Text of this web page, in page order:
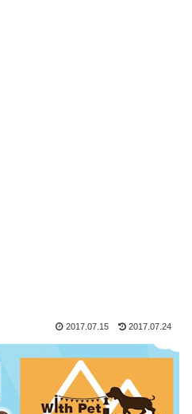
2017.07.15 2017.07.24